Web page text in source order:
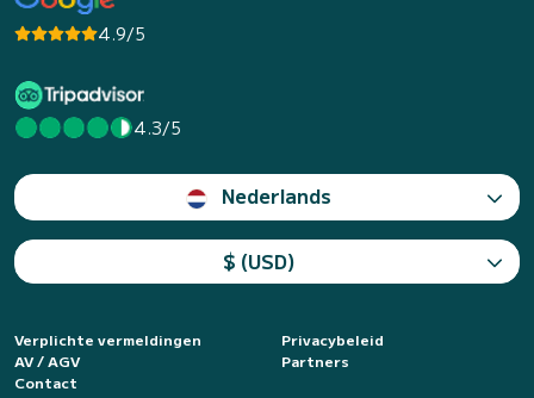
4.9/5
4.3/5
Nederlands
$ (USD)
Verplichte vermeldingen
Privacybeleid
AV / AGV
Partners
Contact